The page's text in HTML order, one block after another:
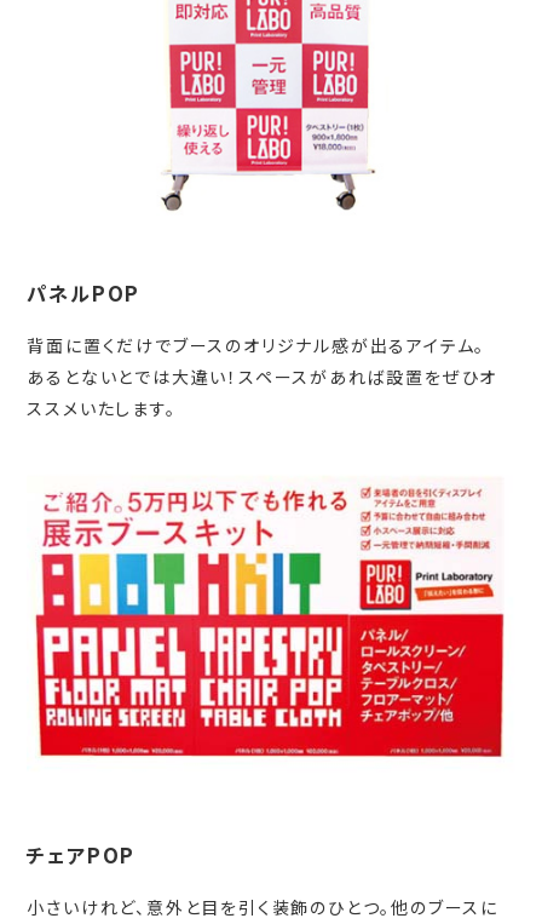
パネルPOP
背面に置くだけでブースのオリジナル感が出るアイテム。
あるとないとでは大違い！スペースがあれば設置をぜひオ
ススメいたします。
チェアPOP
小さいけれど、意外と目を引く装飾のひとつ。他のブースに